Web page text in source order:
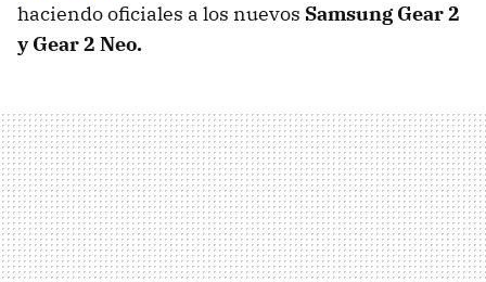
haciendo oficiales a los nuevos Samsung Gear 2
y Gear 2 Neo.